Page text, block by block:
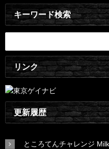
キーワード検索
リンク
更新履歴
ところてんチャレンジ